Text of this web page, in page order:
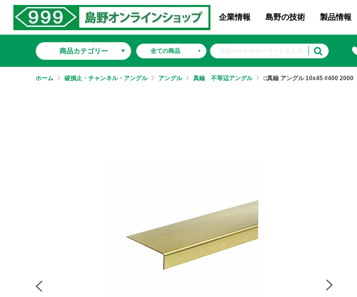
企業情報 島野の技術 製品情報
商品カテゴリー
ホーム 破損止・チャンネル・アングル アングル 真鍮 不等辺アングル □真鍮 アングル 10x45 #400 2000